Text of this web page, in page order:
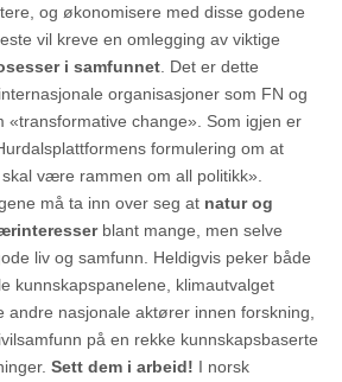
og økonomisere med disse godene
vil kreve en omlegging av viktige
i samfunnet . Det er dette
organisasjoner som FN og
«transformative change». Som igjen er
formulering om at
være rammen om all politikk».
må ta inn over seg at natur og
blant mange, men selve
liv og samfunn. Heldigvis peker både
kunnskapspanelene, klimautvalget
andre nasjonale aktører innen forskning,
på en rekke kunnskapsbaserte
Sett dem i arbeid! I norsk